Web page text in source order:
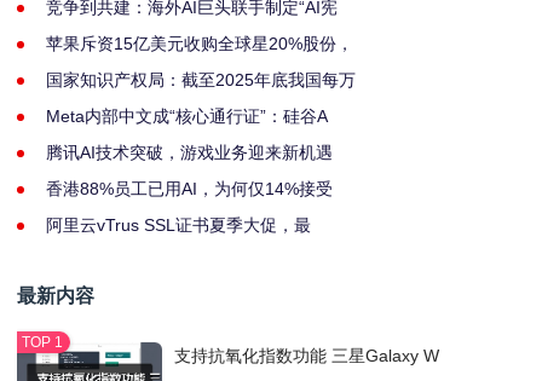
竞争到共建：海外AI巨头联手制定“AI宪
苹果斥资15亿美元收购全球星20%股份，
国家知识产权局：截至2025年底我国每万
Meta内部中文成“核心通行证”：硅谷A
腾讯AI技术突破，游戏业务迎来新机遇
香港88%员工已用AI，为何仅14%接受
阿里云vTrus SSL证书夏季大促，最
最新内容
支持抗氧化指数功能 三星Galaxy W